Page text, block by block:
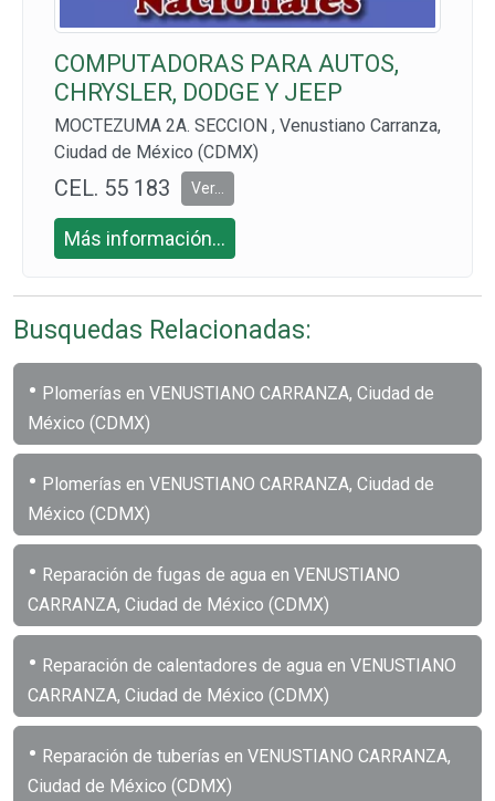
COMPUTADORAS PARA AUTOS,
CHRYSLER, DODGE Y JEEP
MOCTEZUMA 2A. SECCION , Venustiano Carranza,
Ciudad de México (CDMX)
CEL. 55 183
7 9150
Ver...
Más información...
Busquedas Relacionadas:
• Plomerías en VENUSTIANO CARRANZA, Ciudad de
México (CDMX)
• Plomerías en VENUSTIANO CARRANZA, Ciudad de
México (CDMX)
• Reparación de fugas de agua en VENUSTIANO
CARRANZA, Ciudad de México (CDMX)
• Reparación de calentadores de agua en VENUSTIANO
CARRANZA, Ciudad de México (CDMX)
• Reparación de tuberías en VENUSTIANO CARRANZA,
Ciudad de México (CDMX)